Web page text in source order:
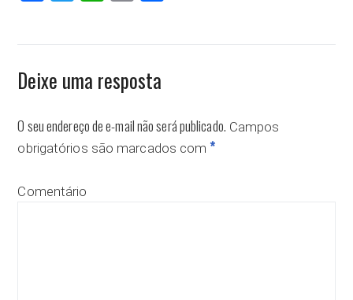
Deixe uma resposta
O seu endereço de e-mail não será publicado. Campos
obrigatórios são marcados com *
Comentário